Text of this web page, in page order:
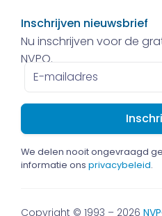
Inschrijven nieuwsbrief
Nu inschrijven voor de
NVPO.
E-
mailadres
We delen nooit ongevraagd
informatie ons privacybeleid.
Copyright © 1993 – 2026